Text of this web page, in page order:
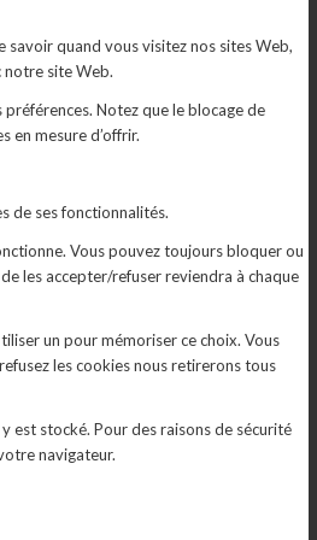
quand vous visitez nos sites Web,
notre site Web.
Notez que le blocage de
en mesure d’offrir.
de ses fonctionnalités.
Vous pouvez toujours bloquer ou
les accepter/refuser reviendra à chaque
un pour mémoriser ce choix. Vous
les cookies nous retirerons tous
est stocké. Pour des raisons de sécurité
navigateur.